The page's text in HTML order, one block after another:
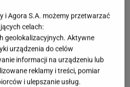
tys. złotych. Jak podaje
niemal czterech lat
najniższą krajową.
to renomowana odmiana
Nonthaburi, otoczona niemal
i Agora S.A. możemy przetwarzać
celach:
geolokalizacyjnych. Aktywne
urządzenia do celów
informacji na urządzeniu lub
reklamy i treści, pomiar
i ulepszanie usług.